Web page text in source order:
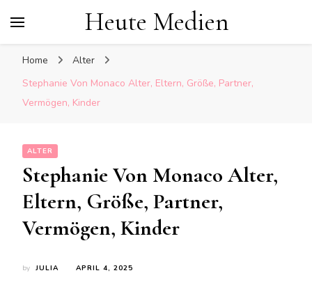
Heute Medien
Home
Alter
Stephanie Von Monaco Alter, Eltern, Größe, Partner,
Vermögen, Kinder
ALTER
Stephanie Von Monaco Alter,
Eltern, Größe, Partner,
Vermögen, Kinder
by JULIA APRIL 4, 2025